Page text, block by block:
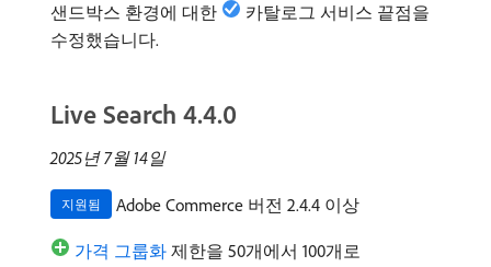
샌드박스 환경에 대한
카탈로그 서비스 끝점을
수정했습니다.
Live Search 4.4.0
2025년 7월 14일
지원됨 Adobe Commerce 버전 2.4.4 이상
가격 그룹화 제한을 50개에서 100개로